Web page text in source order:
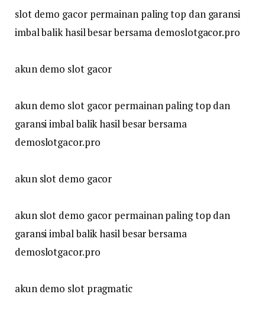
slot demo gacor permainan paling top dan garansi
imbal balik hasil besar bersama demoslotgacor.pro
akun demo slot gacor
akun demo slot gacor permainan paling top dan
garansi imbal balik hasil besar bersama
demoslotgacor.pro
akun slot demo gacor
akun slot demo gacor permainan paling top dan
garansi imbal balik hasil besar bersama
demoslotgacor.pro
akun demo slot pragmatic